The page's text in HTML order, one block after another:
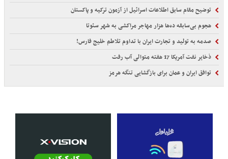
توضیح مقام سابق اطلاعات اسرائیل از آزمون ترکیه و پاکستان
هجوم بی‌سابقه ده‌ها هزار مهاجر مراکشی به شهر سئوتا
صدمه به تولید و تجارت ایران با تداوم تلاطم خلیج فارس!
ذخایر نفت آمریکا 17 هفته متوالی آب رفت
توافق ایران و عمان برای بازگشایی تنگه هرمز